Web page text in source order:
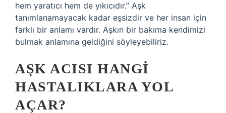
hem yaratıcı hem de yıkıcıdır.” Aşk
tanımlanamayacak kadar eşsizdir ve her insan için
farklı bir anlamı vardır. Aşkın bir bakıma kendimizi
bulmak anlamına geldiğini söyleyebiliriz.
AŞK ACISI HANGI
HASTALIKLARA YOL
AÇAR?